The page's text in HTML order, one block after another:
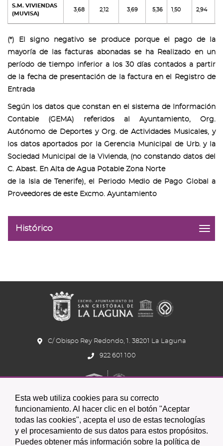
Esta web utiliza cookies para su correcto
funcionamiento. Al hacer clic en el botón "Aceptar
todas las cookies", acepta el uso de estas tecnologías
y el procesamiento de sus datos para estos propósitos.
Puedes obtener más información sobre la política de
S.M. VIVIENDAS
(MUVISA)
3,68 2,12 3,69 5,36 1,50 2,94
(*) El signo negativo se produce porque el pago de la
mayoría de las facturas abonadas se ha Realizado en un
período de tiempo inferior a los 30 días contados a partir
de la fecha de presentación de la factura en el Registro de
Entrada
Según los datos que constan en el sistema de Información
Contable (GEMA) referidos al Ayuntamiento, Org.
Autónomo de Deportes y Org. de Actividades Musicales, y
los datos aportados por la Gerencia Municipal de Urb. y la
Sociedad Municipal de la Vivienda, (no constando datos del
C. Abast. En Alta de Agua Potable Zona Norte
de la Isla de Tenerife), el Periodo Medio de Pago Global a
Proveedores de este Excmo. Ayuntamiento
Histórico
C/ Obispo Rey Redondo, 1. 38201 La Laguna
922 601 100
Icono
Icono Icono
IconoIcono
Icono